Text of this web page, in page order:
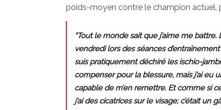
poids-moyen contre le champion actuel,
“Tout le monde sait que j’aime me
vendredi lors des séances
suis pratiquement déchiré les ischio-
compenser pour la blessure, mais j’ai eu
capable de m’en remettre. Et comme si
j’ai des cicatrices sur le visage; c’était un